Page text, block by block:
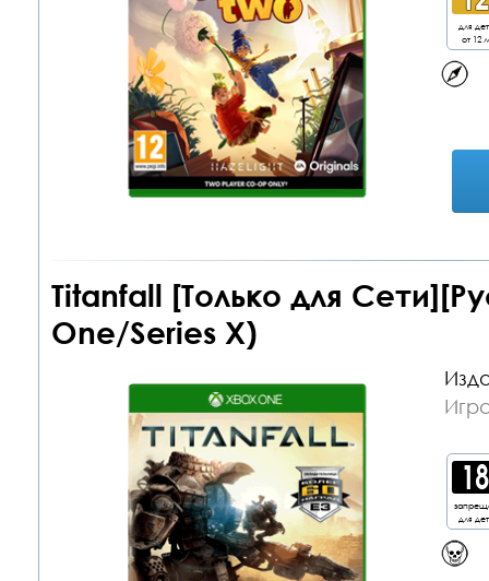
для
от 12
Titanfall [Только для
One/Series X)
для